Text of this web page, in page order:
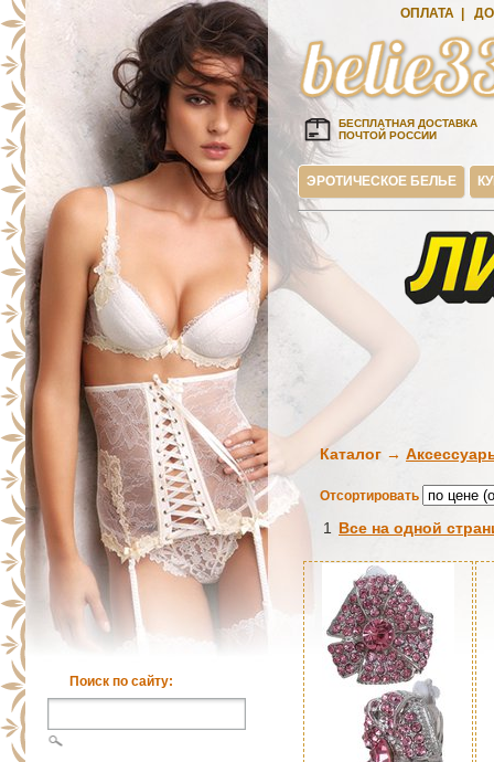
Поиск по сайту:
ОПЛАТА
БЕСПЛАТНАЯ ДОСТАВКА
ПОЧТОЙ РОССИИ
ЭРОТИЧЕСКОЕ БЕЛЬЕ
Каталог →
Отсортировать
1 Все на одной